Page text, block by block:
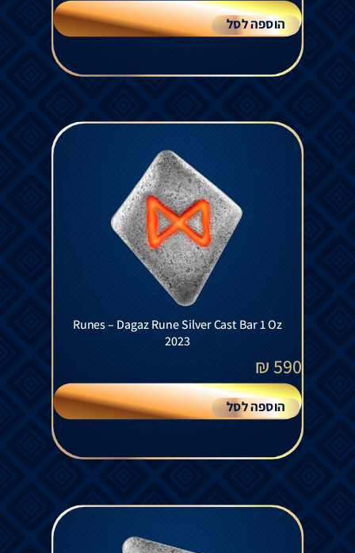
הוספה לסל
Runes – Dagaz Rune Silver Cast Bar 1 Oz
2023
590
₪
הוספה לסל